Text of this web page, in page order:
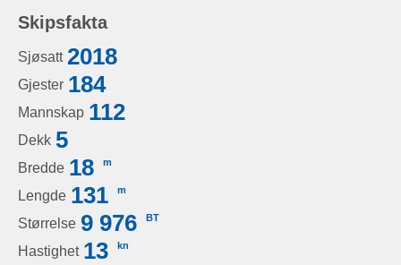
Skipsfakta
Sjøsatt 2018
Gjester 184
Mannskap 112
Dekk 5
Bredde 18 m
Lengde 131 m
Størrelse 9 976 BT
Hastighet 13 kn